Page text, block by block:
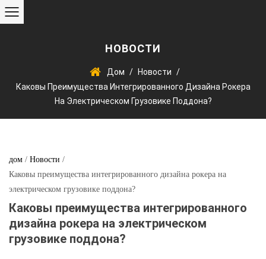
НОВОСТИ
Дом / Новости /
Каковы Преимущества Интегрированного Дизайна Рокера
На Электрическом Грузовике Поддона?
дом / Новости /
Каковы преимущества интегрированного дизайна рокера на
электрическом грузовике поддона?
Каковы преимущества интегрированного
дизайна рокера на электрическом
грузовике поддона?